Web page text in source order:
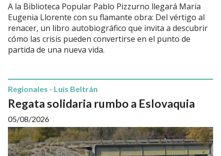
A la Biblioteca Popular Pablo Pizzurno llegará María
Eugenia Llorente con su flamante obra: Del vértigo al
renacer, un libro autobiográfico que invita a descubrir
cómo las crisis pueden convertirse en el punto de
partida de una nueva vida.
Regata solidaria rumbo a Eslovaquia
Regionales - Luis Beltrán
05/08/2026